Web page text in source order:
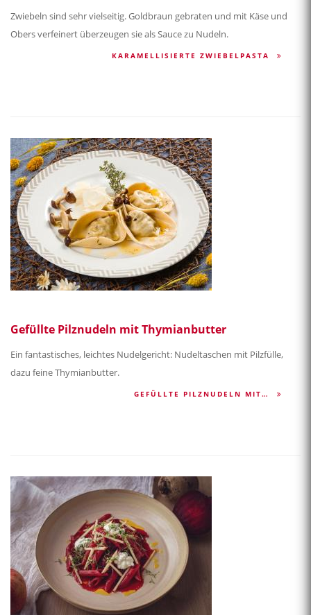
Zwiebeln sind sehr vielseitig. Goldbraun gebraten und mit Käse und
Obers verfeinert überzeugen sie als Sauce zu Nudeln.
KARAMELLISIERTE ZWIEBELPASTA
Gefüllte Pilznudeln mit Thymianbutter
Ein fantastisches, leichtes Nudelgericht: Nudeltaschen mit Pilzfülle,
dazu feine Thymianbutter.
GEFÜLLTE PILZNUDELN MIT…